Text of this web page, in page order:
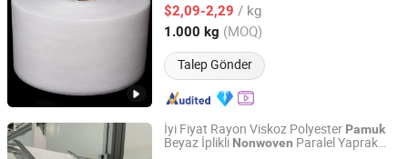
$2,09-2,29 / kg
1.000 kg (MOQ)
Talep Gönder
Fiyat 2022
İyi Fiyat Rayon Viskoz Polyester Pamuk
Beyaz İplikli Nonwoven Paralel Yaprak
Ningbo Zhengfiltration Products Co., Ltd.